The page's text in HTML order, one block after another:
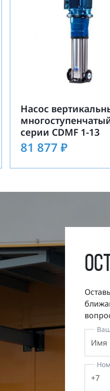
Насос
серии CDMF 1-13
81 877 ₽